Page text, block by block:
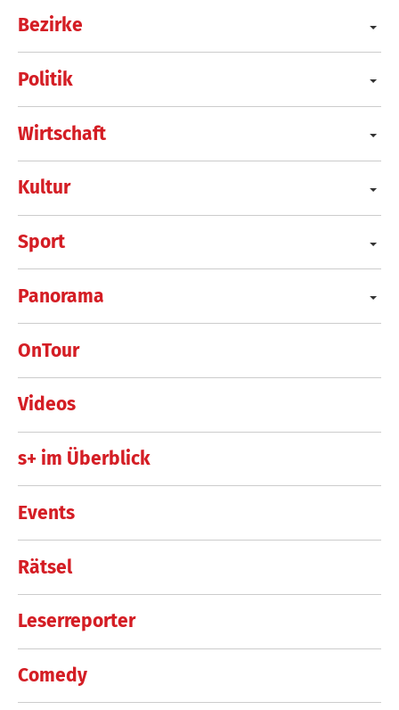
Bezirke
Politik
Wirtschaft
Kultur
Sport
Panorama
OnTour
Videos
s+ im Überblick
Events
Rätsel
Leserreporter
Comedy